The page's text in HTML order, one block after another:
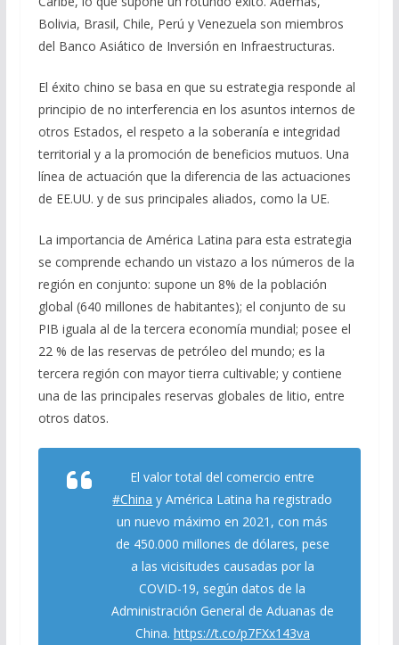
Bolivia, Brasil, Chile, Perú y Venezuela son miembros
del Banco Asiático de Inversión en Infraestructuras.
El éxito chino se basa en que su estrategia responde al
principio de no interferencia en los asuntos internos de
otros Estados, el respeto a la soberanía e integridad
territorial y a la promoción de beneficios mutuos. Una
línea de actuación que la diferencia de las actuaciones
de EE.UU. y de sus principales aliados, como la UE.
La importancia de América Latina para esta estrategia
se comprende echando un vistazo a los números de la
región en conjunto: supone un 8% de la población
global (640 millones de habitantes); el conjunto de su
PIB iguala al de la tercera economía mundial; posee el
22 % de las reservas de petróleo del mundo; es la
tercera región con mayor tierra cultivable; y contiene
una de las principales reservas globales de litio, entre
otros datos.
El valor total del comercio entre
#China y América Latina ha registrado
un nuevo máximo en 2021, con más
de 450.000 millones de dólares, pese
a las vicisitudes causadas por la
COVID-19, según datos de la
Administración General de Aduanas de
China. https://t.co/p7FXx143va